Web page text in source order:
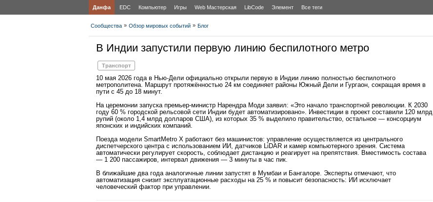
Данфа EDC Компьютер Игры Web Мастерская LibCode Элемент Все теги
Сообщества » Обзор мировых событий » Блог
В Индии запустили первую линию беспилотного метро
Транспорт
10 мая 2026 года в Нью‑Дели официально открыли первую в Индии линию полностью беспилотного
метрополитена. Маршрут протяжённостью 24 км соединяет районы Южный Дели и Гургаон, сокращая время в
пути с 45 до 18 минут.
На церемонии запуска премьер‑министр Нарендра Моди заявил: «Это начало транспортной революции. К 2030
году 60 % городской рельсовой сети Индии будет автоматизировано». Инвестиции в проект составили 120 млрд
рупий (около 1,4 млрд долларов США), из которых 35 % выделило правительство, остальное — консорциум
японских и индийских компаний.
Поезда модели SmartMetro X работают без машинистов: управление осуществляется из центрального
диспетчерского центра с использованием ИИ, датчиков LiDAR и камер компьютерного зрения. Система
автоматически регулирует скорость, соблюдает дистанцию и реагирует на препятствия. Вместимость состава
— 1 200 пассажиров, интервал движения — 3 минуты в час пик.
В ближайшие два года аналогичные линии запустят в Мумбаи и Бангалоре. Эксперты отмечают, что
автоматизация снизит эксплуатационные расходы на 25 % и повысит безопасность: ИИ исключает
человеческий фактор при управлении.